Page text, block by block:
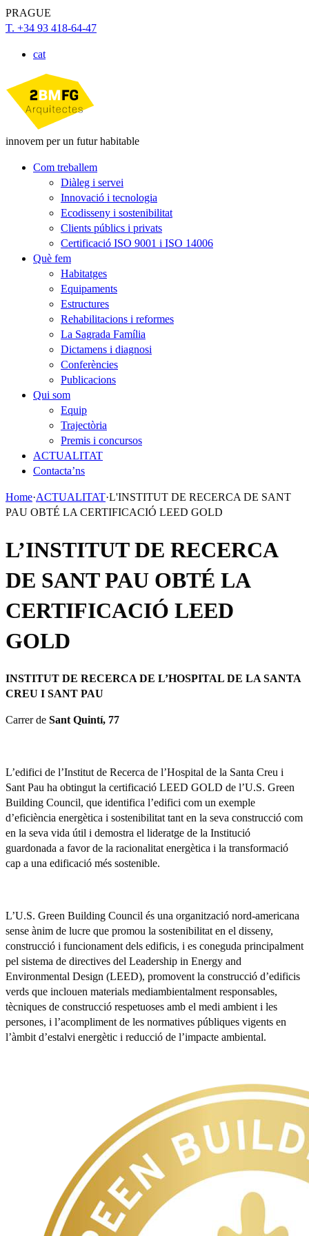
PRAGUE
T. +34 93 418-64-47
cat
innovem per un futur habitable
Com treballem
Diàleg i servei
Innovació i tecnologia
Ecodisseny i sostenibilitat
Clients públics i privats
Certificació ISO 9001 i ISO 14006
Què fem
Habitatges
Equipaments
Estructures
Rehabilitacions i reformes
La Sagrada Família
Dictamens i diagnosi
Conferències
Publicacions
Qui som
Equip
Trajectòria
Premis i concursos
ACTUALITAT
Contacta’ns
Home·ACTUALITAT·L'INSTITUT DE RECERCA DE SANT
PAU OBTÉ LA CERTIFICACIÓ LEED GOLD
L’INSTITUT DE RECERCA
DE SANT PAU OBTÉ LA
CERTIFICACIÓ LEED
GOLD
INSTITUT DE RECERCA DE L’HOSPITAL DE LA SANTA
CREU I SANT PAU
Carrer de Sant Quintí, 77
L’edifici de l’Institut de Recerca de l’Hospital de la Santa Creu i
Sant Pau ha obtingut la certificació LEED GOLD de l’U.S. Green
Building Council, que identifica l’edifici com un exemple
d’eficiència energètica i sostenibilitat tant en la seva construcció com
en la seva vida útil i demostra el lideratge de la Institució
guardonada a favor de la racionalitat energètica i la transformació
cap a una edificació més sostenible.
L’U.S. Green Building Council és una organització nord-americana
sense ànim de lucre que promou la sostenibilitat en el disseny,
construcció i funcionament dels edificis, i es coneguda principalment
pel sistema de directives del Leadership in Energy and
Environmental Design (LEED), promovent la construcció d’edificis
verds que inclouen materials mediambientalment responsables,
tècniques de construcció respetuoses amb el medi ambient i les
persones, i l’acompliment de les normatives públiques vigents en
l’àmbit d’estalvi energètic i reducció de l’impacte ambiental.